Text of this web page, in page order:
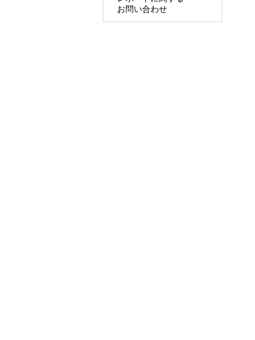
お問い合わせ